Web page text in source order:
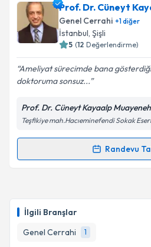
İlgili Branşlar
Genel Cerrahi
1
Takvim
Doç. Dr. Abdullah Şişik için
oluşturun. Size bu uzmandan
takvim hazırlandığında e-
Kişisel verilerimin
Metni'ni okudum ve
kapsamda işlenmesini
Prof. Dr. Cüneyt
Genel Cerrahi +1diğer
İstanbul, Şişli
5 (12 Değerlendirme)
Ameliyat sürecimde bana
doktoruma sonsuz...
Prof. Dr. Cüneyt Kayaalp
Teşfikiye mah.Hacıeminefendi Sokak
Randevu
Randevu Takvimi Talebi
takvim hazırlandığında e-
E-posta Adresiniz